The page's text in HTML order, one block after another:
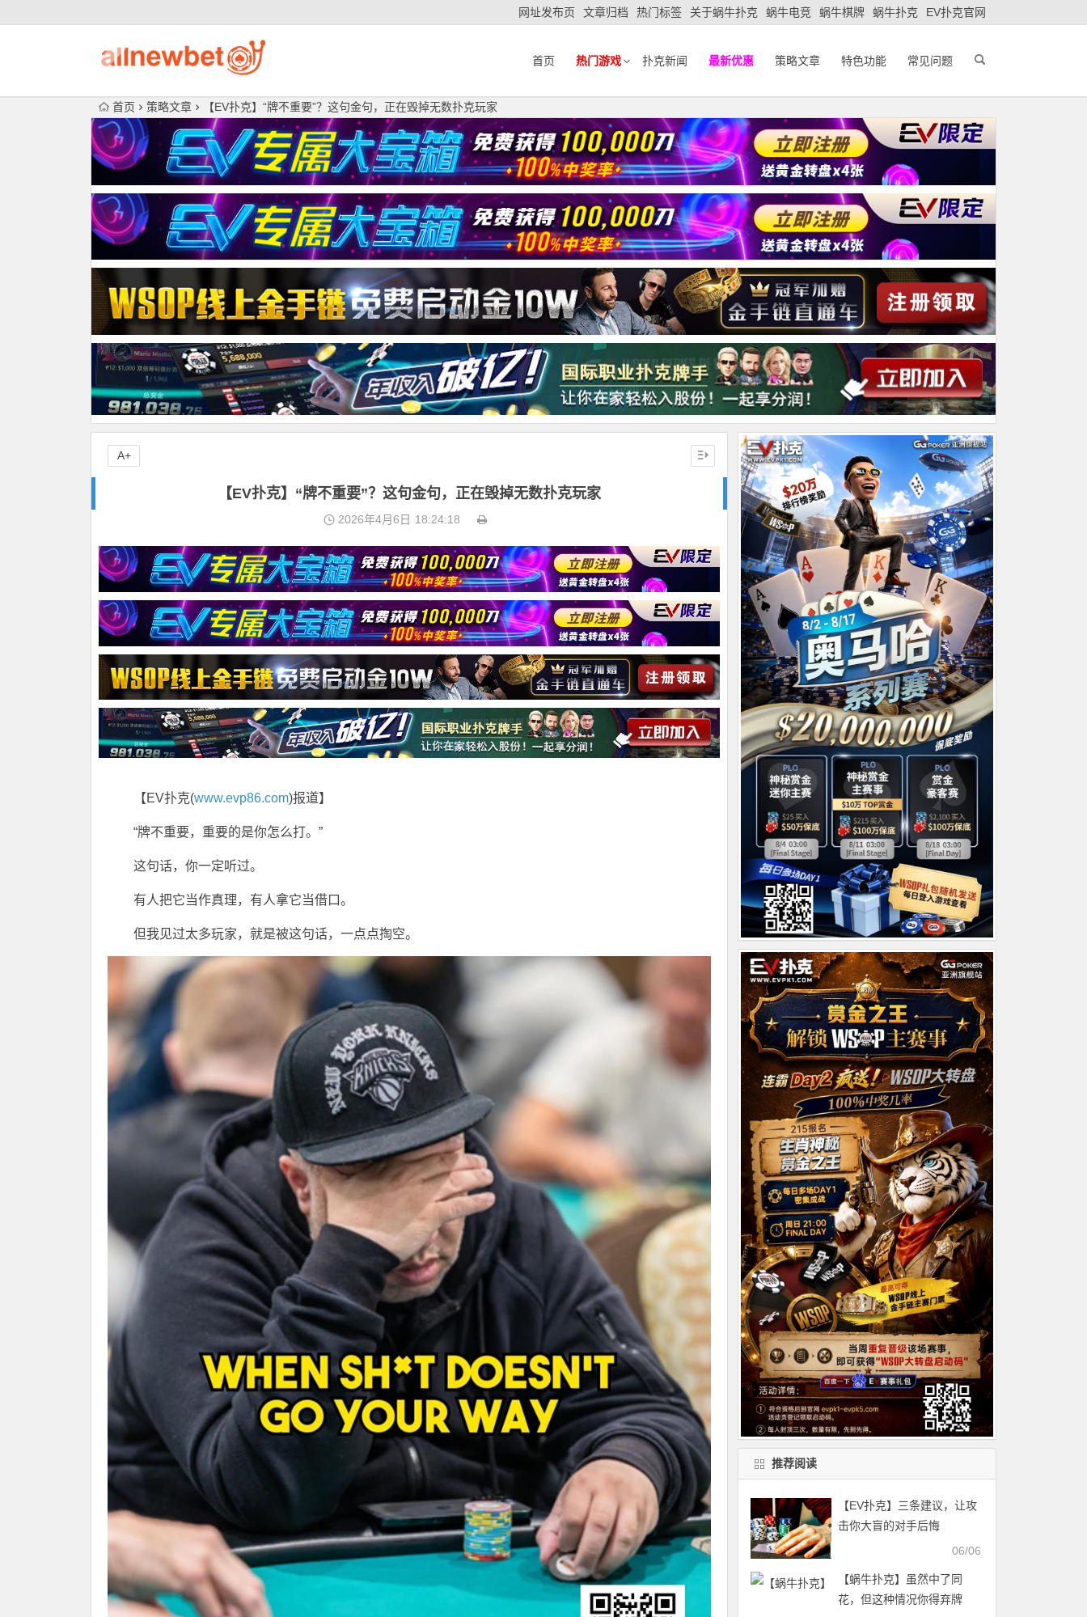
网址发布页 文章归档 热门标签 关于蜗牛扑克 蜗牛电竞 蜗牛棋牌 蜗牛扑克 EV扑克官网
首页 热门游戏 扑克新闻 最新优惠 策略文章 特色功能 常见问题
首页 策略文章 【EV扑克】“牌不重要”？这句金句，正在毁掉无数扑克玩家
【EV扑克】“牌不重要”？这句金句，正在毁掉无数扑克玩家
2026年4月6日 18:24:18
【EV扑克(www.evp86.com)报道】
“牌不重要，重要的是你怎么打。”
这句话，你一定听过。
有人把它当作真理，有人拿它当借口。
但我见过太多玩家，就是被这句话，一点点掏空。
A+
推荐阅读
【EV扑克】三条建议，让攻
击你大盲的对手后悔
06/06
【蜗牛扑克】虽然中了同
花，但这种情况你得弃牌